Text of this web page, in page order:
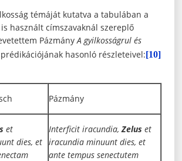
témáját kutatva a tabulában a
használt címszavaknál szereplő
PázmányA gyilkosságrul és
hasonló részleteivel:[10]
Pázmány
et
dies, et
Interficit iracundia,Zeluset
iracundia minuunt dies, et
ante tempus senectutem